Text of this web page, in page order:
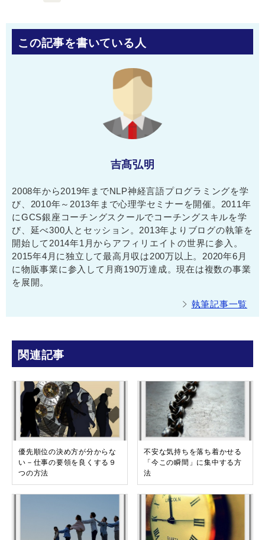
この記事を書いている人
吉髙弘明
2008年から2019年までNLP神経言語プログラミングを学
び、2010年～2013年まで心理学セミナーを開催。2011年
にGCS銀座コーチングスクールでコーチングスキルを学
び、延べ300人とセッション。2013年よりブログの執筆を
開始して2014年1月からアフィリエイトの世界に参入。
2015年4月に独立して最高月収は200万以上。2020年6月
に物販事業に参入して月商190万達成。現在は複数の事業
を展開。
執筆記事一覧
関連記事
優先順位の決め方が分からな
い－仕事の要領を良くする９
つの方法
不安な気持ちを落ち着かせる
「今この瞬間」に集中する方
法